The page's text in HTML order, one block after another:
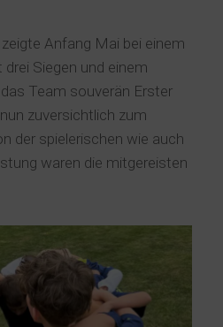
Anfang Mai bei einem
Siegen und einem
Team souverän Erster
zuversichtlich zum
der spielerischen wie auch
waren die mitgereisten